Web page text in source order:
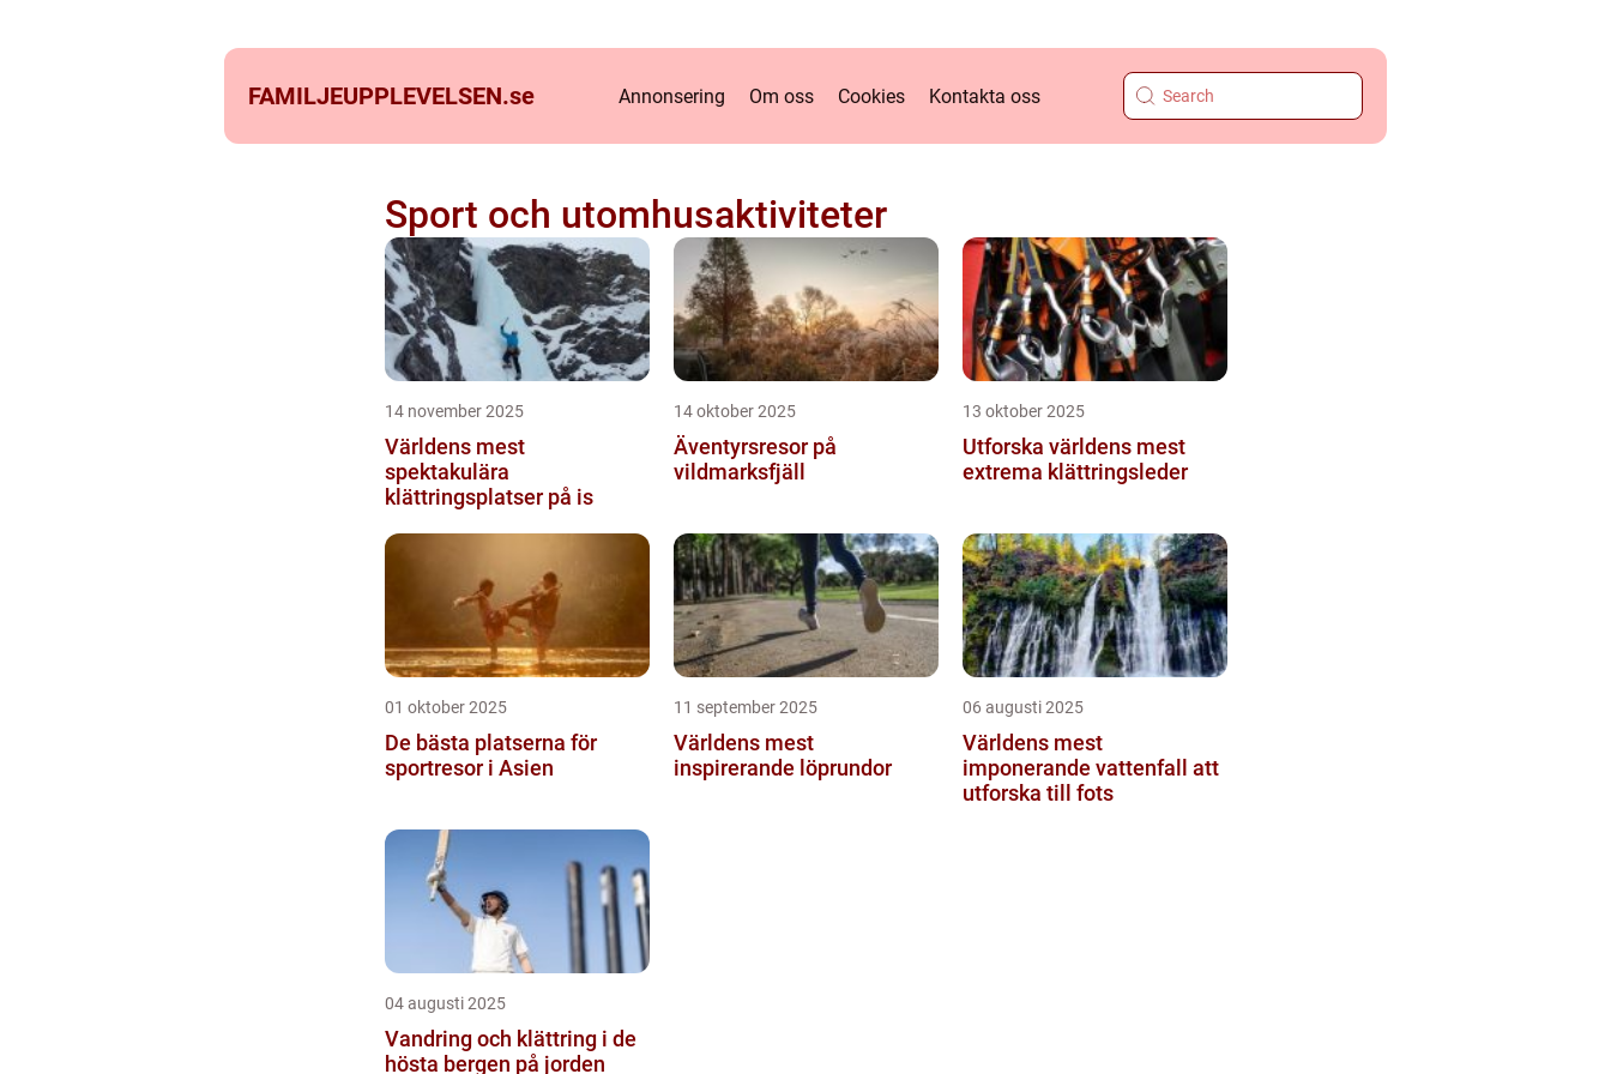
FAMILJEUPPLEVELSEN.se Annonsering Om oss Cookies Kontakta oss
Sport och utomhusaktiviteter
14 november 2025
Världens mest
spektakulära
klättringsplatser på is
14 oktober 2025
Äventyrsresor på
vildmarksfjäll
13 oktober 2025
Utforska världens mest
extrema klättringsleder
01 oktober 2025
De bästa platserna för
sportresor i Asien
11 september 2025
Världens mest
inspirerande löprundor
06 augusti 2025
Världens mest
imponerande vattenfall att
utforska till fots
04 augusti 2025
Vandring och klättring i de
hösta bergen på jorden